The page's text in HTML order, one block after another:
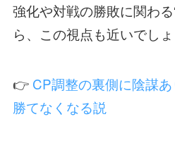
強化や対戦の勝敗に関わ
ら、この視点も近いでしょ
👉 CP調整の裏側に陰謀
勝てなくなる説